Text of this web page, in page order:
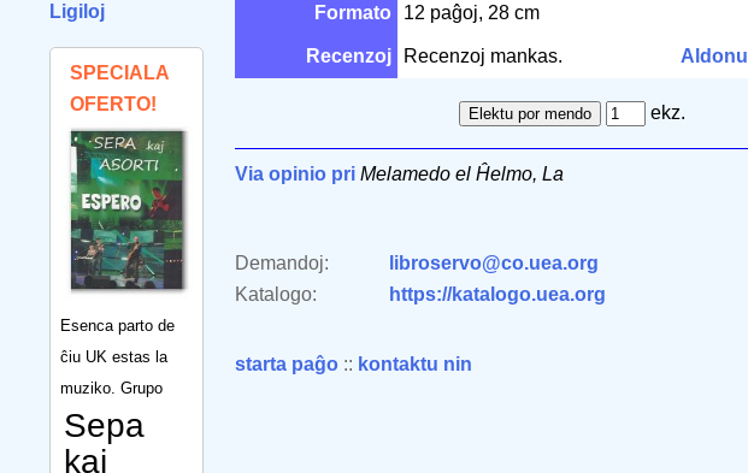
Ligiloj
SPECIALA
OFERTO!
Esenca parto de
ĉiu UK estas la
muziko. Grupo
Sepa
kaj
Formato 12 paĝoj, 28 cm
Recenzoj Recenzoj mankas. Aldonu
ekz.
Via opinio pri Melamedo el Ĥelmo, La
Demandoj:
libroservo@co.uea.org
Katalogo:
https://katalogo.uea.org
starta paĝo :: kontaktu nin